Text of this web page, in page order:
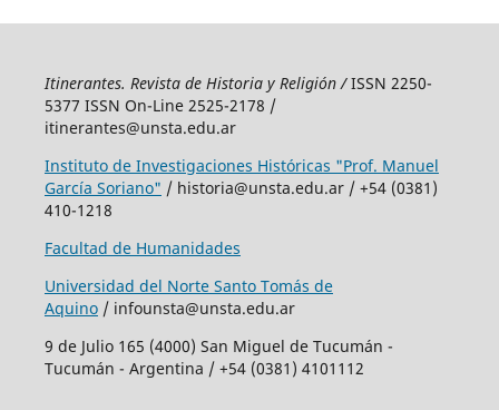
Itinerantes. Revista de Historia y Religión /ISSN 2250-
5377 ISSN On-Line 2525-2178 /
itinerantes@unsta.edu.ar
Instituto de Investigaciones Históricas "Prof. Manuel
García Soriano" / historia@unsta.edu.ar / +54 (0381)
410-1218
Facultad de Humanidades
Universidad del Norte Santo Tomás de
Aquino/ infounsta@unsta.edu.ar
9 de Julio 165 (4000) San Miguel de Tucumán -
Tucumán - Argentina / +54 (0381) 4101112